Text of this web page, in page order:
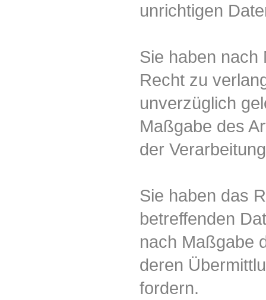
unrichtigen
Sie haben nach
Recht zu
unverzüglich
Maßgabe des
der
Sie haben das
betreffenden
nach Maßgabe
deren
fordern.